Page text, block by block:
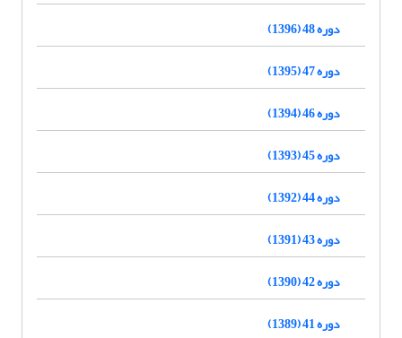
دوره 48 (1396)
دوره 47 (1395)
دوره 46 (1394)
دوره 45 (1393)
دوره 44 (1392)
دوره 43 (1391)
دوره 42 (1390)
دوره 41 (1389)